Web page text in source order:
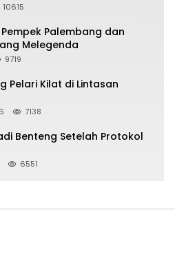
10615
Pempek Palembang dan
Melegenda
9719
Pelari Kilat di Lintasan
7138
Benteng Setelah Protokol
6551